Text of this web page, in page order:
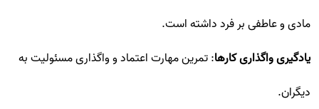
مادی و عاطفی بر فرد داشته است.
یادگیری واگذاری کارها: تمرین مهارت اعتماد و واگذاری مسئولیت به
دیگران.